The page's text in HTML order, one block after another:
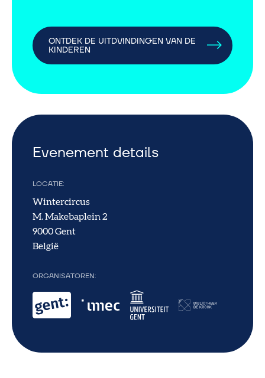
ONTDEK DE UITDVINDINGEN VAN DE
KINDEREN
Evenement details
LOCATIE
Wintercircus
M. Makebaplein 2
9000 Gent
België
ORGANISATOREN